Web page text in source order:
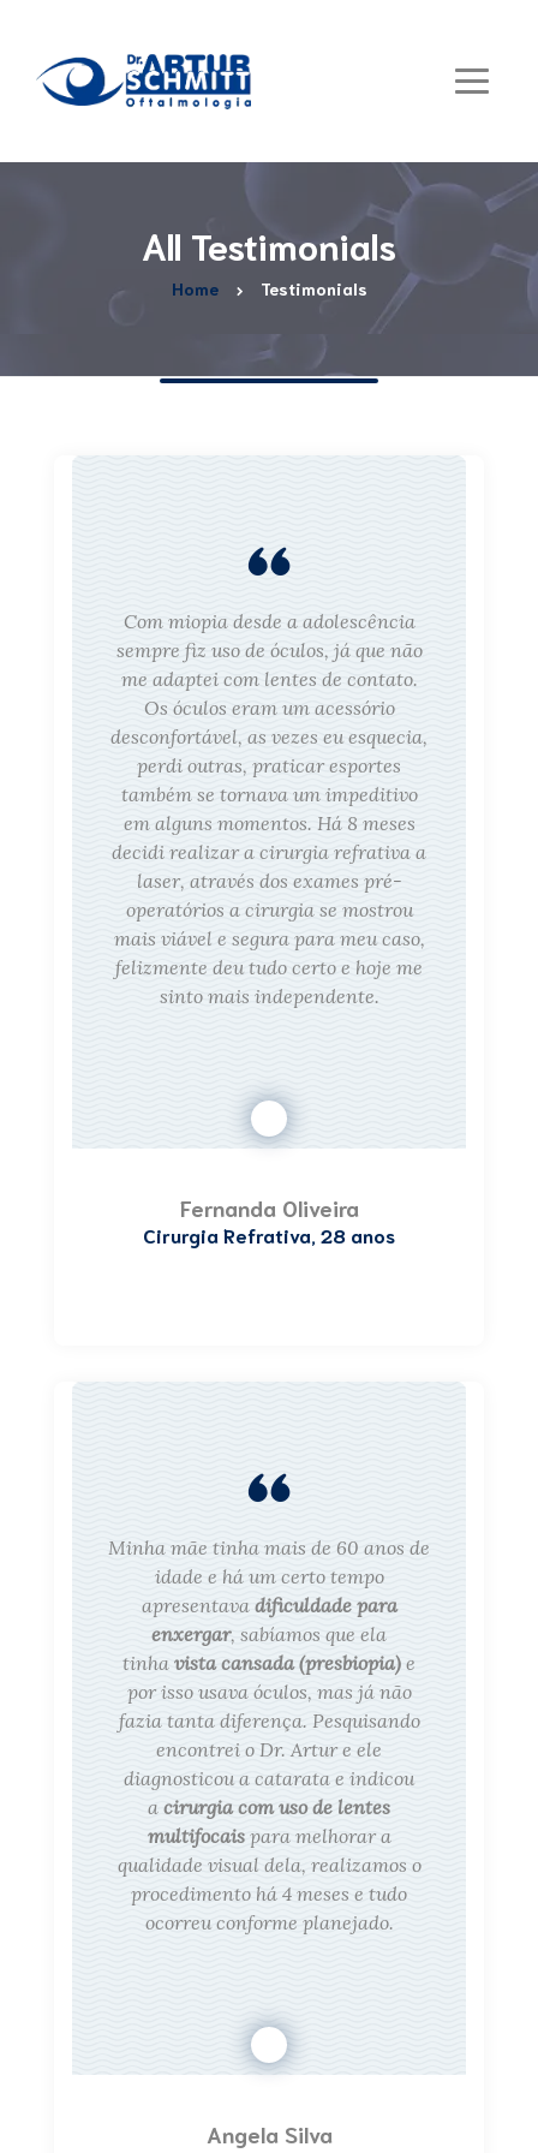
All Testimonials
Home Testimonials
Com miopia desde a adolescência
sempre fiz uso de óculos, já que não
me adaptei com lentes de contato.
Os óculos eram um acessório
desconfortável, as vezes eu esquecia,
perdi outras, praticar esportes
também se tornava um impeditivo
em alguns momentos. Há 8 meses
decidi realizar a cirurgia refrativa a
laser, através dos exames pré-
operatórios a cirurgia se mostrou
mais viável e segura para meu caso,
felizmente deu tudo certo e hoje me
sinto mais independente.
Fernanda Oliveira
Cirurgia Refrativa, 28 anos
Minha mãe tinha mais de 60 anos de
idade e há um certo tempo
apresentava dificuldade para
enxergar, sabíamos que ela
tinha vista cansada (presbiopia) e
por isso usava óculos, mas já não
fazia tanta diferença. Pesquisando
encontrei o Dr. Artur e ele
diagnosticou a catarata e indicou
a cirurgia com uso de lentes
multifocaispara melhorar a
qualidade visual dela, realizamos o
procedimento há 4 meses e tudo
ocorreu conforme planejado.
Angela Silva